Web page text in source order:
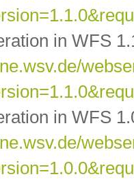
in WFS
in WFS